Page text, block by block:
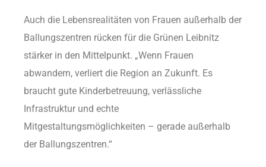
Auch die Lebensrealitäten von Frauen außerhalb der
Ballungszentren rücken für die Grünen Leibnitz
stärker in den Mittelpunkt. „Wenn Frauen
abwandern, verliert die Region an Zukunft. Es
braucht gute Kinderbetreuung, verlässliche
Infrastruktur und echte
Mitgestaltungsmöglichkeiten – gerade außerhalb
der Ballungszentren.“